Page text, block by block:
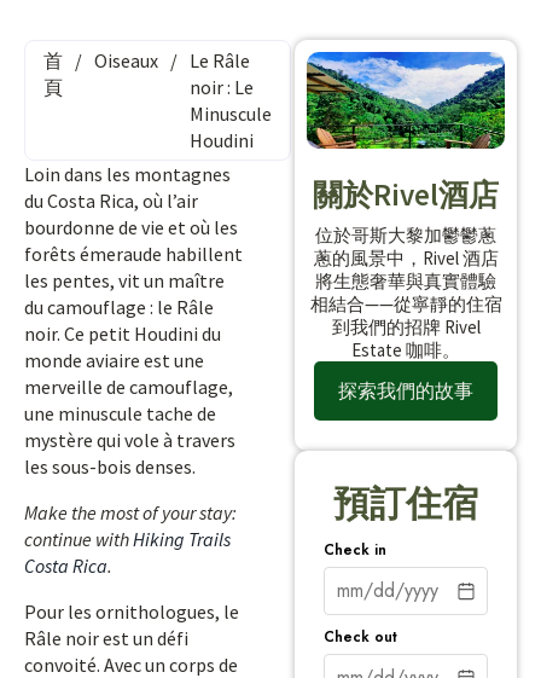
首
頁
/ Oiseaux / Le Râle
noir : Le
Minuscule
Houdini
Loin dans les montagnes
du Costa Rica, où l’air
bourdonne de vie et où les
forêts émeraude habillent
les pentes, vit un maître
du camouflage : le Râle
noir. Ce petit Houdini du
monde aviaire est une
merveille de camouflage,
une minuscule tache de
mystère qui vole à travers
les sous-bois denses.
Make the most of your stay:
continue withHiking Trails
Costa Rica.
Pour les ornithologues, le
Râle noir est un défi
convoité. Avec un corps de
關於Rivel酒店
位於哥斯大黎加鬱鬱蔥
蔥的風景中，Rivel 酒店
將生態奢華與真實體驗
相結合——從寧靜的住宿
到我們的招牌 Rivel
Estate 咖啡。
探索我們的故事
預訂住宿
Check in
Check out